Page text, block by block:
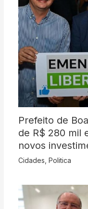
Prefeito de
de R$ 280 mil
novos
Cidades Politica